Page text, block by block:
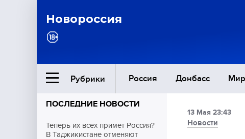
Новороссия
Рубрики Россия Донбасс Мир
Ближний Восток
ПОСЛЕДНИЕ НОВОСТИ
Теперь их всех примет Россия?
В Таджикистане отменяют
13 Мая 23:43
Новости